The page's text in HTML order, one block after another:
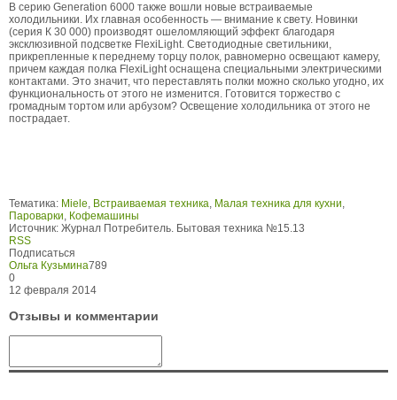
В серию Generation 6000 также вошли новые встраиваемые
холодильники. Их главная особенность — внимание к свету. Новинки
(серия К 30 000) производят ошеломляющий эффект благодаря
эксклюзивной подсветке FlexiLight. Светодиодные светильники,
прикрепленные к переднему торцу полок, равномерно освещают камеру,
причем каждая полка FlexiLight оснащена специальными электрическими
контактами. Это значит, что переставлять полки можно сколько угодно, их
функциональность от этого не изменится. Готовится торжество с
громадным тортом или арбузом? Освещение холодильника от этого не
пострадает.
Тематика: Miele, Встраиваемая техника, Малая техника для кухни,
Пароварки, Кофемашины
Источник: Журнал Потребитель. Бытовая техника №15.13
RSS
Подписаться
Ольга Кузьмина789
0
12 февраля 2014
Отзывы и комментарии